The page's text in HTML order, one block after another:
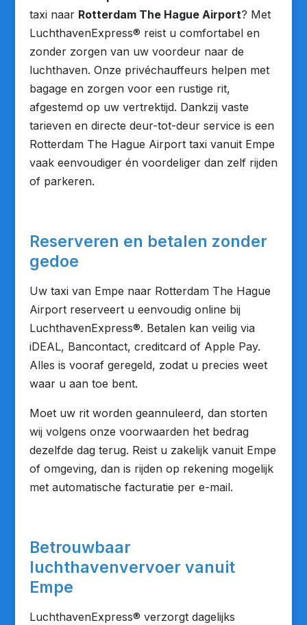
taxi naar Rotterdam The Hague Airport? Met
LuchthavenExpress® reist u comfortabel en
zonder zorgen van uw voordeur naar de
luchthaven. Onze privéchauffeurs helpen met
bagage en zorgen voor een rustige rit,
afgestemd op uw vertrektijd. Dankzij vaste
tarieven en directe deur-tot-deur service is een
Rotterdam The Hague Airport taxi vanuit Empe
vaak eenvoudiger én voordeliger dan zelf rijden
of parkeren.
Reserveren en betalen zonder
gedoe
Uw taxi van Empe naar Rotterdam The Hague
Airport reserveert u eenvoudig online bij
LuchthavenExpress®. Betalen kan veilig via
iDEAL, Bancontact, creditcard of Apple Pay.
Alles is vooraf geregeld, zodat u precies weet
waar u aan toe bent.
Moet uw rit worden geannuleerd, dan storten
wij volgens onze voorwaarden het bedrag
dezelfde dag terug. Reist u zakelijk vanuit Empe
of omgeving, dan is rijden op rekening mogelijk
met automatische facturatie per e-mail.
Betrouwbaar
luchthavenvervoer vanuit
Empe
LuchthavenExpress® verzorgt dagelijks